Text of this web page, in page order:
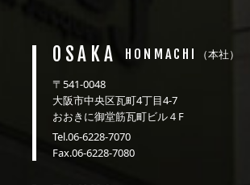
OSAKA HONMACHI （本社）
〒541-0048
大阪市中央区瓦町4丁目4-7
おおきに御堂筋瓦町ビル４F
Tel.06-6228-7070
Fax.06-6228-7080